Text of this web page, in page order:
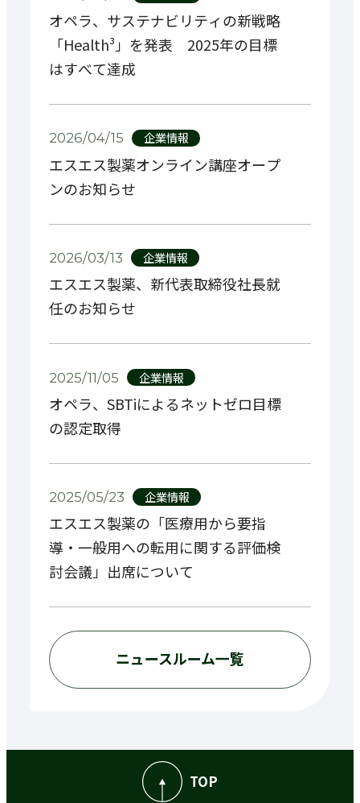
オペラ、サステナビリティの新戦略
「Health³」を発表 2025年の目標
はすべて達成
2026/04/15 企業情報
エスエス製薬オンライン講座オープ
ンのお知らせ
2026/03/13 企業情報
エスエス製薬、新代表取締役社長就
任のお知らせ
2025/11/05 企業情報
オペラ、SBTiによるネットゼロ目標
の認定取得
2025/05/23 企業情報
エスエス製薬の「医療用から要指
導・一般用への転用に関する評価検
討会議」出席について
ニュースルーム一覧
TOP